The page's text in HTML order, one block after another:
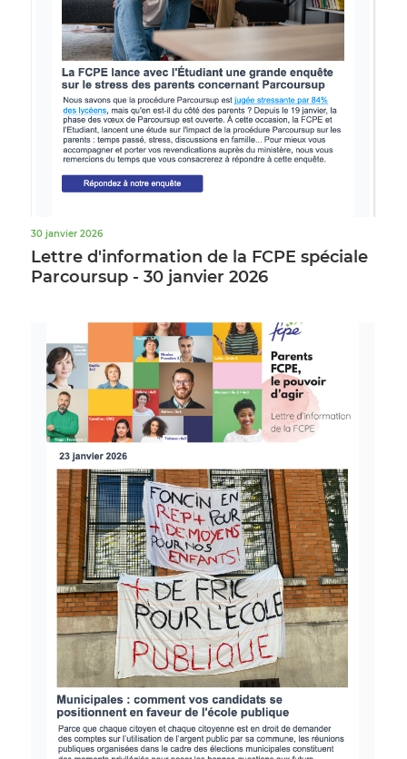
30 janvier 2026
Lettre d'information de la FCPE spéciale
Parcoursup - 30 janvier 2026